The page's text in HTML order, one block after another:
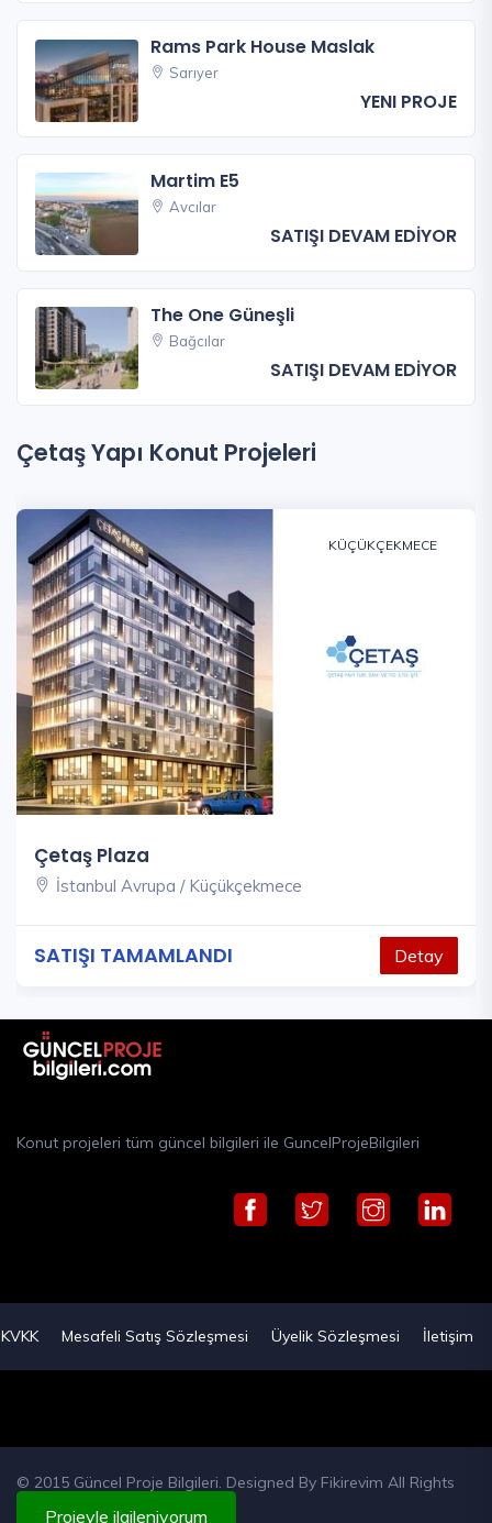
Rams Park House Maslak
Sarıyer
YENI PROJE
Martim E5
Avcılar
SATIŞI DEVAM EDİYOR
The One Güneşli
Bağcılar
SATIŞI DEVAM EDİYOR
Çetaş Yapı Konut Projeleri
KÜÇÜKÇEKMECE
Çetaş Plaza
İstanbul Avrupa / Küçükçekmece
SATIŞI TAMAMLANDI Detay
Projeyle ilgileniyorum
Konut projeleri tüm güncel bilgileri ile GuncelProjeBilgileri
KVKK Mesafeli Satış Sözleşmesi Üyelik Sözleşmesi İletişim
© 2015 Güncel Proje Bilgileri. Designed By Fikirevim All Rights
Reserved